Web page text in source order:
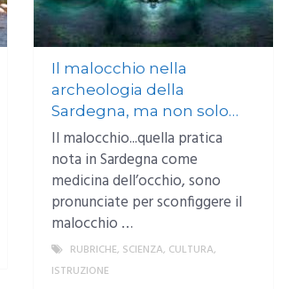
Il malocchio nella
archeologia della
Sardegna, ma non solo…
Il malocchio...quella pratica
nota in Sardegna come
medicina dell’occhio, sono
pronunciate per sconfiggere il
malocchio …
RUBRICHE, SCIENZA, CULTURA,
ISTRUZIONE